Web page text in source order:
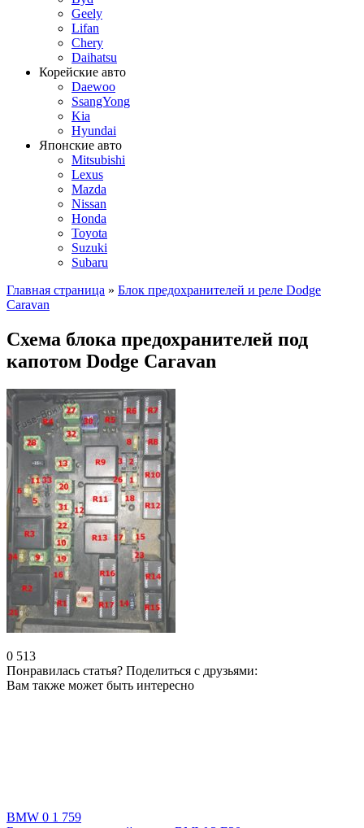
Geely
Lifan
Chery
Daihatsu
Корейские авто
Daewoo
SsangYong
Kia
Hyundai
Японские авто
Mitsubishi
Lexus
Mazda
Nissan
Honda
Toyota
Suzuki
Subaru
Главная страница » Блок предохранителей и реле Dodge
Caravan
Схема блока предохранителей под
капотом Dodge Caravan
0 513
Понравилась статья? Поделиться с друзьями:
Вам также может быть интересно
BMW 0 1 759